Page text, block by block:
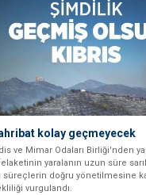
kolay geçmeyecek
ve Mimar Odaları Birliği'nden
yaralanın uzun süre
süreçlerin doğru yönetilmesine
vurgulandı.